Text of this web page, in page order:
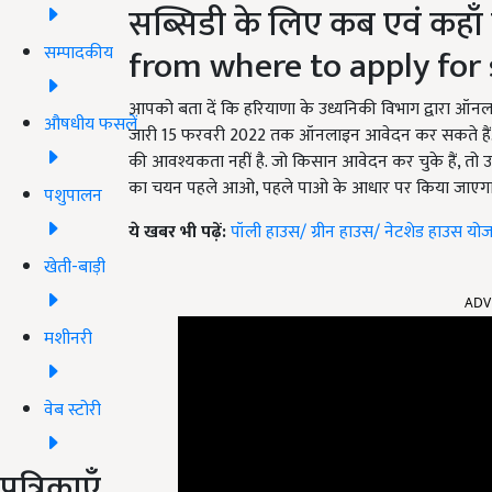
सम्पादकीय
औषधीय फसलें
पशुपालन
खेती-बाड़ी
मशीनरी
वेब स्टोरी
सब्सिडी के लिए कब एवं
from where to apply for
आपको बता दें कि हरियाणा के उध्यनिकी विभाग द्वारा
जारी 15 फरवरी 2022 तक ऑनलाइन आवेदन कर
की आवश्यकता नहीं है. जो किसान आवेदन कर चुके हैं, तो
का चयन पहले आओ, पहले पाओ के आधार पर किया
ये खबर भी पढ़ें:पॉली हाउस/ ग्रीन हाउस/ नेटशेड हाउस